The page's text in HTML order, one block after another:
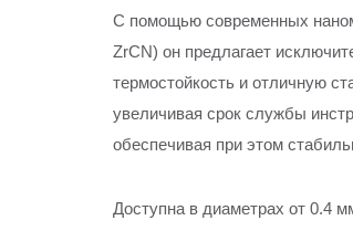
С помощью современных
ZrCN) он предлагает
термостойкость и отличную
увеличивая срок службы
обеспечивая при этом
Доступна в диаметрах от 0.4